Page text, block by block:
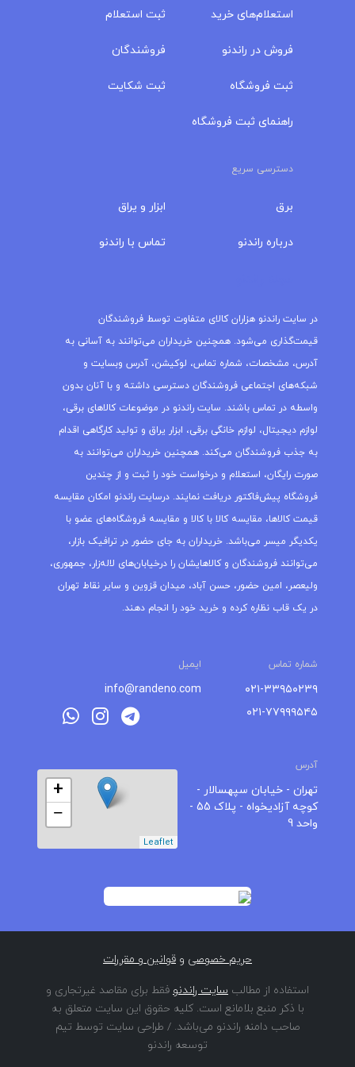
استعلام‌های خرید
فروش در راندنو
ثبت فروشگاه
راهنمای ثبت فروشگاه
ثبت استعلام
فروشندگان
ثبت شکایت
دسترسی سریع
برق
درباره‌ راندنو
ابزار و یراق
تماس با راندنو
در سایت راندنو هزاران کالای متفاوت توسط فروشندگان
قیمت‌گذاری می‌شود. همچنین خریداران می‌توانند به آسانی به
آدرس، مشخصات، شماره تماس، لوکیشن، آدرس وبسایت و
شبکه‌های اجتماعی فروشندگان دسترسی داشته و با آنان بدون
واسطه در تماس باشند. سایت راندنو در موضوعات کالاهای برقی،
لوازم دیجیتال، لوازم خانگی برقی، ابزار یراق و تولید کارگاهی اقدام
به جذب فروشندگان می‌کند. همچنین خریداران می‌توانند به
صورت رایگان، استعلام و درخواست خود را ثبت و از چندین
فروشگاه پیش‌فاکتور دریافت نمایند. درسایت راندنو امکان مقایسه
قیمت کالاها، مقایسه کالا با کالا و مقایسه فروشگاه‌های عضو با
یکدیگر میسر می‌باشد. خریداران به جای حضور در ترافیک بازار،
می‌توانند فروشندگان و کالاهایشان را درخیابان‌های لاله‌زار، جمهوری،
ولیعصر، امین حضور، حسن آباد، میدان قزوین و سایر نقاط تهران
در یک قاب نظاره کرده و خرید خود را انجام دهند.
شماره تماس ایمیل
۰۲۱-۳۳۹۵۰۲۳۹
۰۲۱-۷۷۹۹۹۵۴۵
info@randeno.com
آدرس
تهران - خیابان سپهسالار -
کوچه آزادیخواه - پلاک 55 -
واحد 9
+
−
Leaflet
حریم خصوصی و قوانین و مقررات
استفاده از مطالب سایت راندنو فقط برای مقاصد غیرتجاری و
با ذکر منبع بلامانع است. کلیه حقوق این سایت متعلق به
صاحب دامنه راندنو می‌باشد. / طراحی سایت توسط تیم
توسعه راندنو